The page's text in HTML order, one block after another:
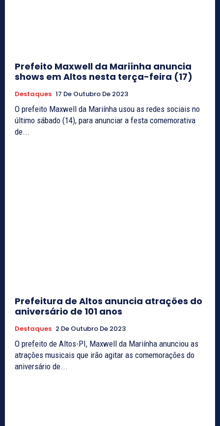
Prefeito Maxwell da Mariínha anuncia
shows em Altos nesta terça-feira (17)
Destaques 17 De Outubro De 2023
O prefeito Maxwell da Mariínha usou as redes sociais no
último sábado (14), para anunciar a festa comemorativa
de...
Prefeitura de Altos anuncia atrações do
aniversário de 101 anos
Destaques 2 De Outubro De 2023
O prefeito de Altos-PI, Maxwell da Mariínha anunciou as
atrações musicais que irão agitar as comemorações do
aniversário de...